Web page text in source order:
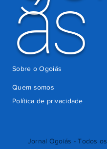
Jornal Ogoiás - Todos
ás
Quem somos
Política de privacidade
Sobre o Ogoiás